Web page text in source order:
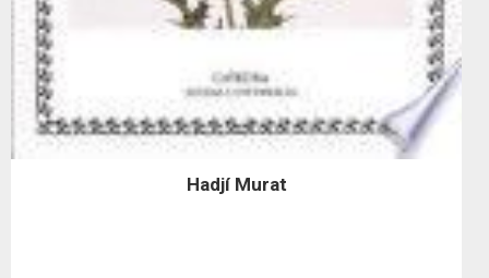
Hadjí Murat